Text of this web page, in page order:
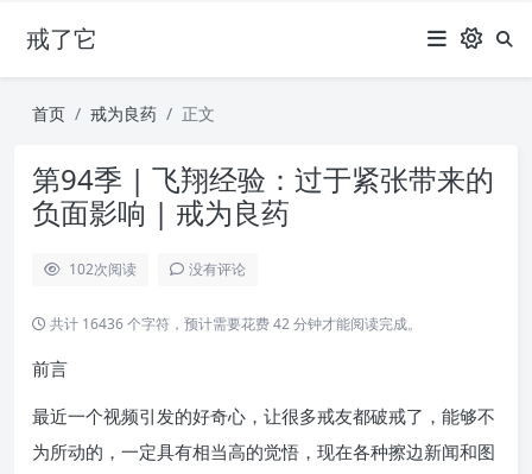
戒了它
首页 戒为良药 正文
第94季 | 飞翔经验：过于紧张带来的
负面影响 | 戒为良药
102次阅读 没有评论
共计 16436 个字符，预计需要花费 42 分钟才能阅读完成。
前言
最近一个视频引发的好奇心，让很多戒友都破戒了，能够不
为所动的，一定具有相当高的觉悟，现在各种擦边新闻和图